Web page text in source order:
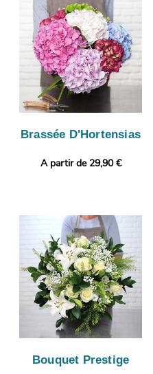
Brassée D'Hortensias
A partir de 29,90 €
Bouquet Prestige